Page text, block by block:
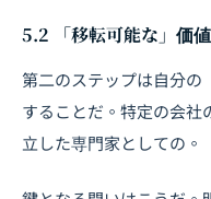
5.2 「移転可能な」価
第二のステップは自分の
することだ。特定の会社
立した専門家としての。